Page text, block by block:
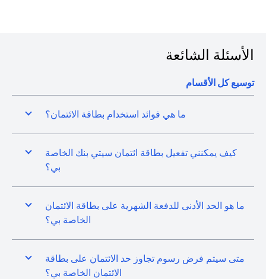
الأسئلة الشائعة
توسيع كل الأقسام
ما هي فوائد استخدام بطاقة الائتمان؟
كيف يمكنني تفعيل بطاقة ائتمان سيتي بنك الخاصة
بي؟
ما هو الحد الأدنى للدفعة الشهرية على بطاقة الائتمان
الخاصة بي؟
متى سيتم فرض رسوم تجاوز حد الائتمان على بطاقة
الائتمان الخاصة بي؟